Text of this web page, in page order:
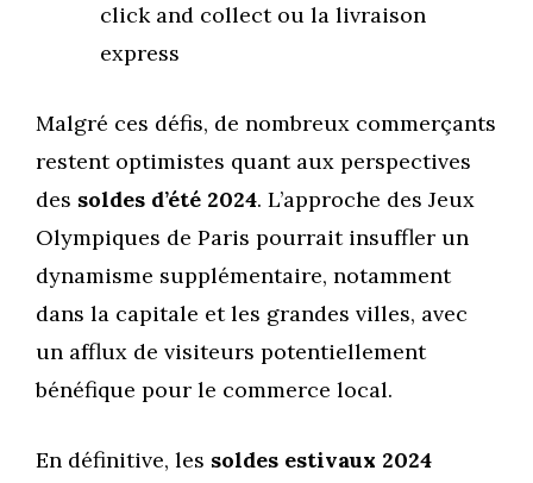
click and collect ou la livraison
express
Malgré ces défis, de nombreux commerçants
restent optimistes quant aux perspectives
des soldes d’été 2024. L’approche des Jeux
Olympiques de Paris pourrait insuffler un
dynamisme supplémentaire, notamment
dans la capitale et les grandes villes, avec
un afflux de visiteurs potentiellement
bénéfique pour le commerce local.
En définitive, les soldes estivaux 2024